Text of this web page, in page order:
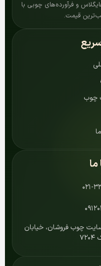
و فرآورده‌های چوبی با
قیمت.
چوب
چوب فروشان، خیابان